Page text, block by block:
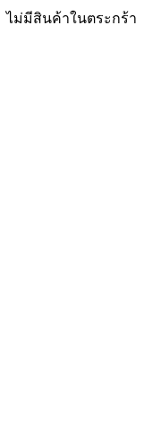
ไม่มีสินค้าในตระกร้า